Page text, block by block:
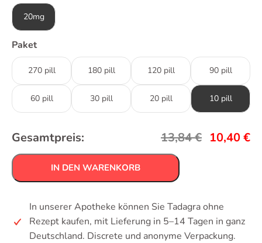
20mg
Paket
270 pill 180 pill 120 pill 90 pill
60 pill 30 pill 20 pill 10 pill
Gesamtpreis: 13,84€ 10,40€
IN DEN WARENKORB
In unserer Apotheke können Sie Tadagra ohne
Rezept kaufen, mit Lieferung in 5–14 Tagen in ganz
Deutschland. Discrete und anonyme Verpackung.